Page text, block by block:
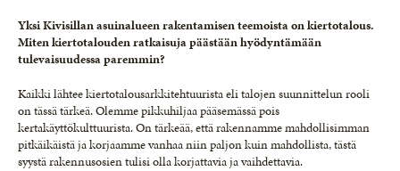
Yksi Kivisillan asuinalueen rakentamisen teemoista on kiertotalous.
Miten kiertotalouden ratkaisuja päästään hyödyntämään
tulevaisuudessa paremmin?
Kaikki lähtee kiertotalousarkkitehtuurista eli talojen suunnittelun rooli
on tässä tärkeä. Olemme pikkuhiljaa pääsemässä pois
kertakäyttökulttuurista. On tärkeää, että rakennamme mahdollisimman
pitkäikäistä ja korjaamme vanhaa niin paljon kuin mahdollista, tästä
syystä rakennusosien tulisi olla korjattavia ja vaihdettavia.